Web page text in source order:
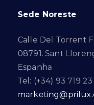
Sede Noreste
Calle Del Torrent
08791. Sant
Espanha
Tel: (+34) 93 719